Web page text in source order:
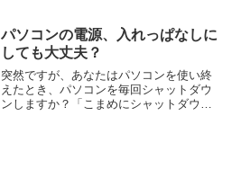
方をされていて、とって...
パソコンの電源、入れっぱなしに
しても大丈夫？
突然ですが、あなたはパソコンを使い終
えたとき、パソコンを毎回シャットダウ
ンしますか？「こまめにシャットダウン